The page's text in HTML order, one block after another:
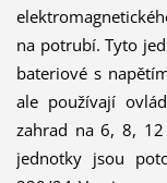
na potrubí. Tyto
bateriové s
ale používají
zahrad na 6, 8,
jednotky jsou